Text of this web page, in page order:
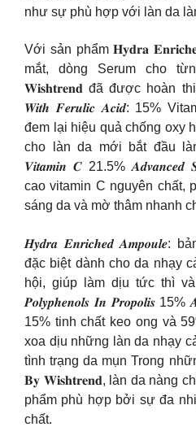
như sự phù hợp với làn da
Với sản phẩm 𝐇𝐲𝐝𝐫𝐚
mắt, dòng Serum cho
𝐖𝐢𝐬𝐡𝐭𝐫𝐞𝐧𝐝 đã được hoàn
𝑾𝒊𝒕𝒉 𝑭𝒆𝒓𝒖𝒍𝒊𝒄 𝑨𝒄𝒊𝒅: 15%
đem lại hiệu quả chống oxy
cho làn da mới bắt đầu
𝑽𝒊𝒕𝒂𝒎𝒊𝒏 𝑪 21.5%
cao vitamin C nguyên chất,
sáng da và mờ thâm nhanh
𝑯𝒚𝒅𝒓𝒂 𝑬𝒏𝒓𝒊𝒄𝒉𝒆𝒅 𝑨𝒎𝒑𝒐𝒖𝒍𝒆:
đặc biệt dành cho da nhạy
hội, giúp làm dịu tức thì
𝑷𝒐𝒍𝒚𝒑𝒉𝒆𝒏𝒐𝒍𝒔 𝑰𝒏 𝑷𝒓𝒐𝒑𝒐𝒍𝒊𝒔
15% tinh chất keo ong và
xoa dịu những làn da nhạy
tình trạng da mụn Trong
𝐁𝐲 𝐖𝐢𝐬𝐡𝐭𝐫𝐞𝐧𝐝, làn da nàng
phẩm phù hợp bởi sự đa
chất.